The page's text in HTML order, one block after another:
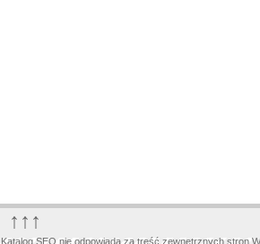
↑↑↑
Katalog SEO nie odpowiada za treść zewnętrznych stron